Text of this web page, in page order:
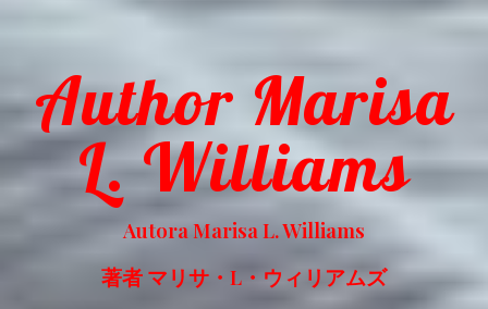
Author Marisa
L. Williams
Autora Marisa L. Williams
著者 マリサ・L・ウィリアムズ